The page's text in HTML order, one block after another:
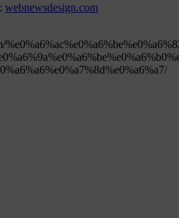
webnewsdesign.com